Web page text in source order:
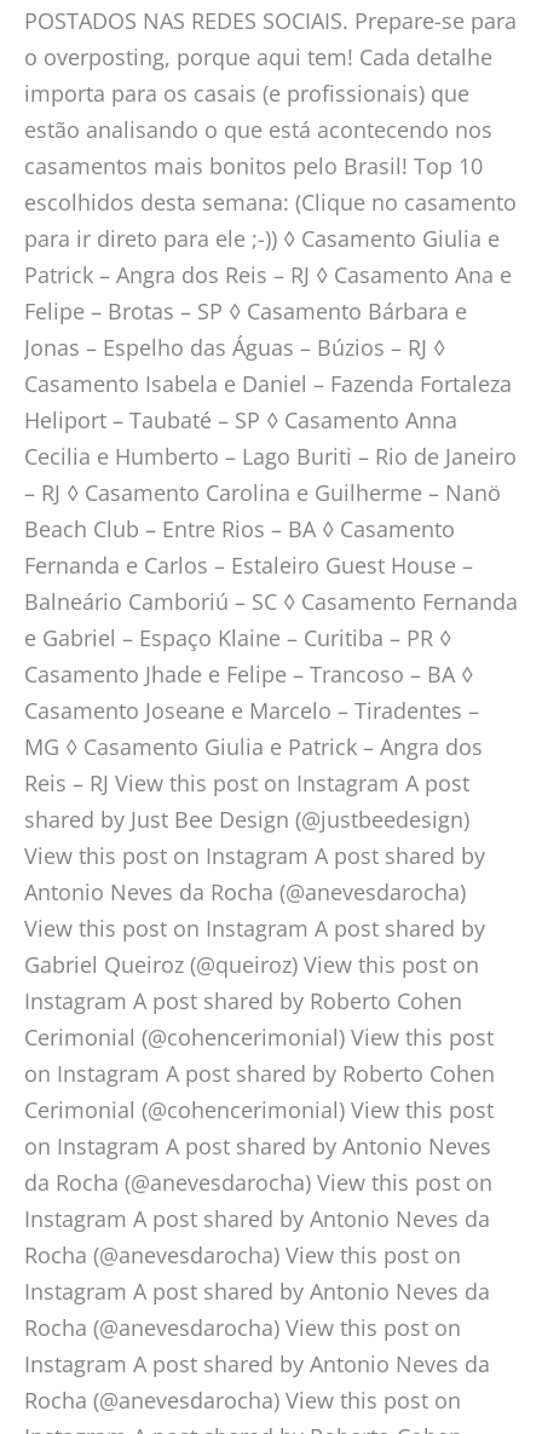
POSTADOS NAS REDES SOCIAIS. Prepare-se para
o overposting, porque aqui tem! Cada detalhe
importa para os casais (e profissionais) que
estão analisando o que está acontecendo nos
casamentos mais bonitos pelo Brasil! Top 10
escolhidos desta semana: (Clique no casamento
para ir direto para ele ;-)) ◊ Casamento Giulia e
Patrick – Angra dos Reis – RJ ◊ Casamento Ana e
Felipe – Brotas – SP ◊ Casamento Bárbara e
Jonas – Espelho das Águas – Búzios – RJ ◊
Casamento Isabela e Daniel – Fazenda Fortaleza
Heliport – Taubaté – SP ◊ Casamento Anna
Cecilia e Humberto – Lago Buriti – Rio de Janeiro
– RJ ◊ Casamento Carolina e Guilherme – Nanö
Beach Club – Entre Rios – BA ◊ Casamento
Fernanda e Carlos – Estaleiro Guest House –
Balneário Camboriú – SC ◊ Casamento Fernanda
e Gabriel – Espaço Klaine – Curitiba – PR ◊
Casamento Jhade e Felipe – Trancoso – BA ◊
Casamento Joseane e Marcelo – Tiradentes –
MG ◊ Casamento Giulia e Patrick – Angra dos
Reis – RJ View this post on Instagram A post
shared by Just Bee Design (@justbeedesign)
View this post on Instagram A post shared by
Antonio Neves da Rocha (@anevesdarocha)
View this post on Instagram A post shared by
Gabriel Queiroz (@queiroz) View this post on
Instagram A post shared by Roberto Cohen
Cerimonial (@cohencerimonial) View this post
on Instagram A post shared by Roberto Cohen
Cerimonial (@cohencerimonial) View this post
on Instagram A post shared by Antonio Neves
da Rocha (@anevesdarocha) View this post on
Instagram A post shared by Antonio Neves da
Rocha (@anevesdarocha) View this post on
Instagram A post shared by Antonio Neves da
Rocha (@anevesdarocha) View this post on
Instagram A post shared by Antonio Neves da
Rocha (@anevesdarocha) View this post on